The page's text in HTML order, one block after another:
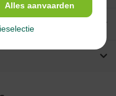
Alles aanvaarden